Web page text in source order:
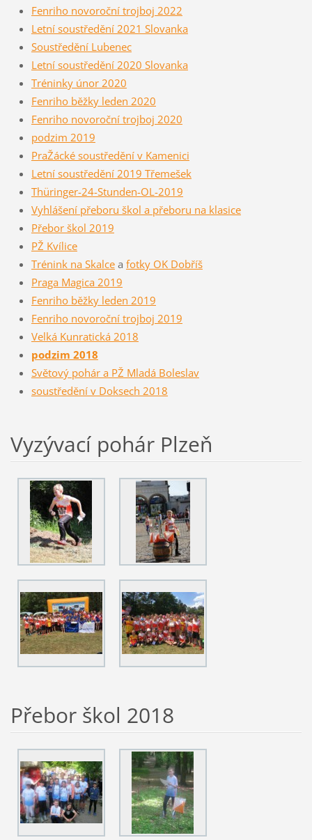
Fenriho novoroční trojboj 2022
Letní soustředění 2021 Slovanka
Soustředění Lubenec
Letní soustředění 2020 Slovanka
Tréninky únor 2020
Fenriho běžky leden 2020
Fenriho novoroční trojboj 2020
podzim 2019
PraŽácké soustředění v Kamenici
Letní soustředění 2019 Třemešek
Thüringer-24-Stunden-OL-2019
Vyhlášení přeboru škol a přeboru na klasice
Přebor škol 2019
PŽ Kvílice
Trénink na Skalcea fotky OK Dobříš
Praga Magica 2019
Fenriho běžky leden 2019
Fenriho novoroční trojboj 2019
Velká Kunratická 2018
podzim 2018
Světový pohár a PŽ Mladá Boleslav
soustředění v Doksech 2018
Vyzývací pohár Plzeň
Přebor škol 2018